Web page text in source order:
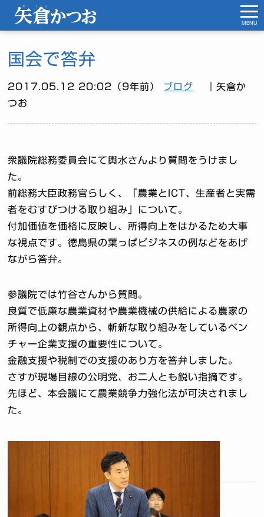
国会で答弁
2017.05.12 20:02（9年前） ブログ
｜矢倉か
つお
衆議院総務委員会にて輿水さんより質問をうけまし
た。
前総務大臣政務官らしく、「農業とICT、生産者と実需
者をむすびつける取り組み」について。
付加価値を価格に反映し、所得向上をはかるため大事
な視点です。徳島県の葉っぱビジネスの例などをあげ
ながら答弁。
参議院では竹谷さんから質問。
良質で低廉な農業資材や農業機械の供給による農家の
所得向上の観点から、斬新な取り組みをしているベン
チャー企業支援の重要性について。
金融支援や税制での支援のあり方を答弁しました。
さすが現場目線の公明党、お二人とも鋭い指摘です。
先ほど、本会議にて農業競争力強化法が可決されまし
た。
MENU